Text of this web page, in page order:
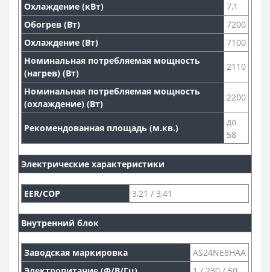
Охлаждение (кВт)
7,1
Обогрев (Вт)
7200
Охлаждение (Вт)
7100
Номинальная потребляемая мощность
(нагрев) (Вт)
2110
Номинальная потребляемая мощность
(охлаждение) (Вт)
2200
Рекомендованная площадь (м.кв.)
до
58
Электрические характеристики
EER/COP 3,21 / 3,41
Внутренний блок
Заводская маркировка
AS24NE8HAA